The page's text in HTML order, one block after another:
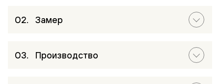
Замер
Производство